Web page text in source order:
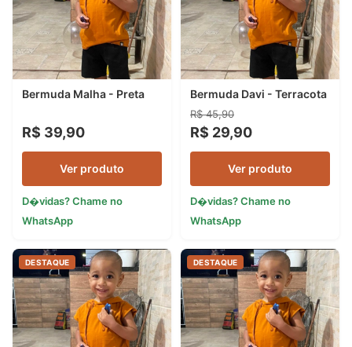
Bermuda Malha - Preta
R$ 39,90
Ver produto
D�vidas? Chame no
WhatsApp
Bermuda Davi - Terracota
R$ 45,90
R$ 29,90
Ver produto
D�vidas? Chame no
WhatsApp
DESTAQUE DESTAQUE